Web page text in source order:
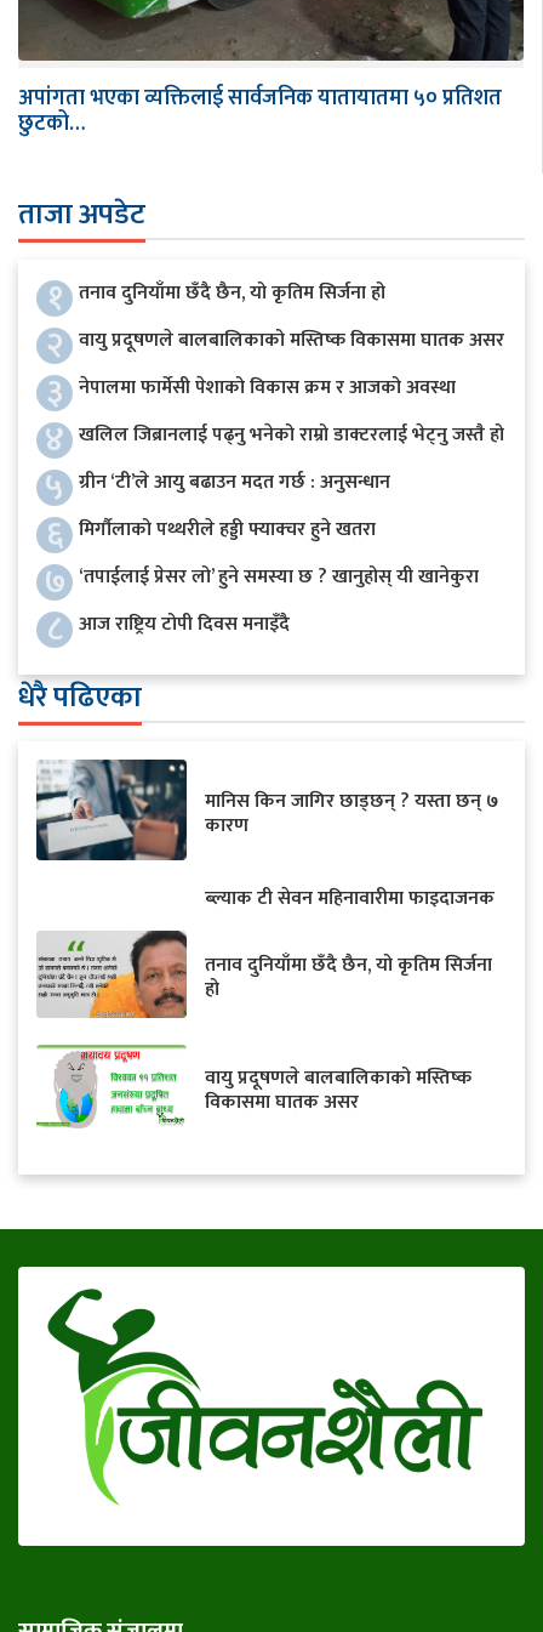
अपांगता भएका व्यक्तिलाई सार्वजनिक यातायातमा ५० प्रतिशत
छुटको…
ताजा अपडेट
१ तनाव दुनियाँमा छँदै छैन, यो कृतिम सिर्जना हो
२ वायु प्रदूषणले बालबालिकाको मस्तिष्क विकासमा घातक असर
३ नेपालमा फार्मेसी पेशाको विकास क्रम र आजको अवस्था
४ खलिल जिब्रानलाई पढ्नु भनेको राम्रो डाक्टरलाई भेट्नु जस्तै हो
५ ग्रीन ‘टी’ले आयु बढाउन मदत गर्छ : अनुसन्धान
६ मिर्गौलाको पथ्थरीले हड्डी फ्याक्चर हुने खतरा
७ ‘तपाईलाई प्रेसर लो’ हुने समस्या छ ? खानुहोस् यी खानेकुरा
८ आज राष्ट्रिय टोपी दिवस मनाइँदै
धेरै पढिएका
मानिस किन जागिर छाड्छन् ? यस्ता छन् ७
कारण
ब्ल्याक टी सेवन महिनावारीमा फाइदाजनक
तनाव दुनियाँमा छँदै छैन, यो कृतिम सिर्जना
हो
वायु प्रदूषणले बालबालिकाको मस्तिष्क
विकासमा घातक असर